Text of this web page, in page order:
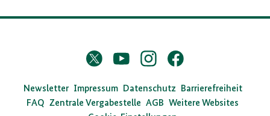
D
s
B
Twitter
X
YouTubeInstagramFacebook
Newsletter Impressum Datenschutz Barrierefreiheit
FAQ Zentrale Vergabestelle AGB Weitere Websites